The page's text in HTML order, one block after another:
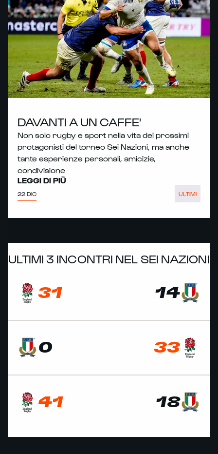
DAVANTI A UN CAFFE'
Non solo rugby e sport nella vita dei prossimi
protagonisti del torneo Sei Nazioni, ma anche
tante esperienze personali, amicizie,
condivisione
LEGGI DI PIÙ
22 DIC ULTIMI
ULTIMI 3 INCONTRI NEL SEI NAZIONI
31 14
0 33
41 18